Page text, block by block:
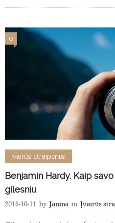
0
Įvairūs straipsniai
Benjamin Hardy. Kaip
gilesniu
2016-10-11 by Janina in Įvairūs